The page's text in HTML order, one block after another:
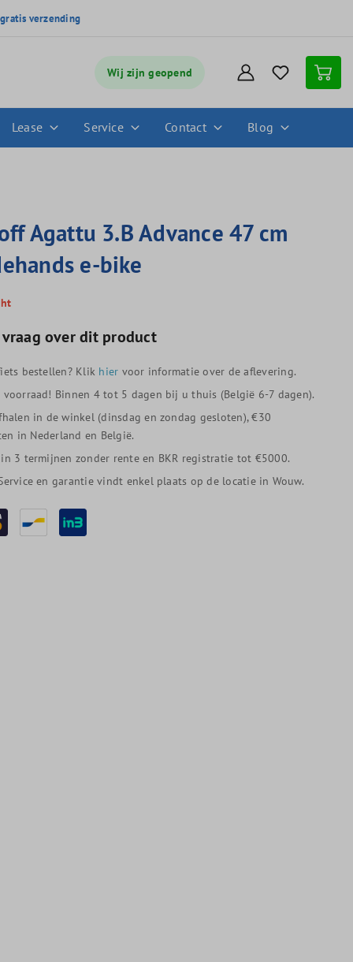
gratis verzending
Wij zijn geopend
Lease Service Contact Blog
Agattu 3.B Advance 47 cm
e-bike
over dit product
bestellen? Klik hier voor informatie over de aflevering.
voorraad! Binnen 4 tot 5 dagen bij u thuis (België 6-7 dagen).
in de winkel (dinsdag en zondag gesloten), €30
in Nederland en België.
3 termijnen zonder rente en BKR registratie tot €5000.
en garantie vindt enkel plaats op de locatie in Wouw.